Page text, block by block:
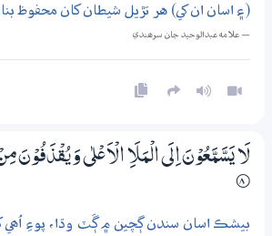
(۽ اسان ان کي) هر تڙيل شيطان کان محفوظ
— علامه عبدالوحيد جان سرھندي
لَا يَسَّمَّعُوْنَ اِلَى الْمَلَاِ الْاَعْلٰي وَيُقْذَفُوْنَ
8‏۝
بيشڪ اسان سندن ڳچين ۾ ڳَٽ وڌا، پوءِ اُھي